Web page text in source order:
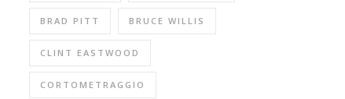
BRAD PITT BRUCE WILLIS
CLINT EASTWOOD
CORTOMETRAGGIO